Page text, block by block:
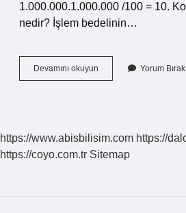
1.000.000.1.000.000 /100 = 10.
nedir? İşlem bedelinin…
Devamını okuyun
Komisyon
Yorum Bırak
https://www.abisbilisim.com https://
https://coyo.com.tr Sitemap